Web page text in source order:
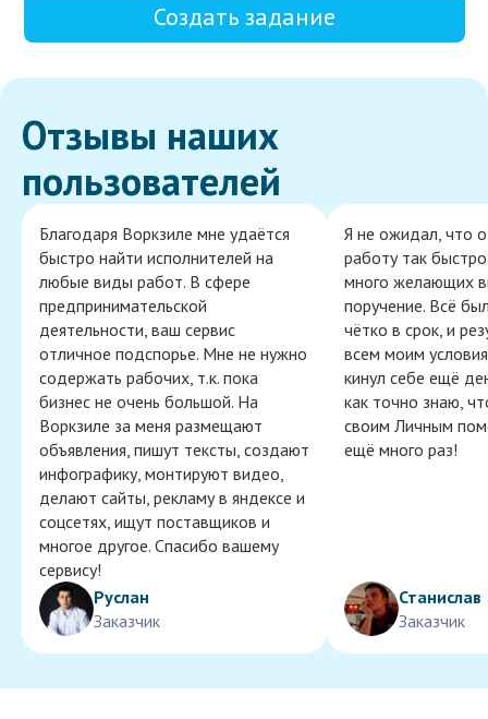
Создать задание
Отзывы наших
пользователей
Благодаря Воркзиле мне удаётся
быстро найти исполнителей на
любые виды работ. В сфере
предпринимательской
деятельности, ваш сервис
отличное подспорье. Мне не нужно
содержать рабочих, т.к. пока
бизнес не очень большой. На
Воркзиле за меня размещают
объявления, пишут тексты, создают
инфографику, монтируют видео,
делают сайты, рекламу в яндексе и
соцсетях, ищут поставщиков и
многое другое. Спасибо вашему
сервису!
Руслан
Заказчик
Я не ожидал, что
работу так
много желающих
поручение. Всё
чётко в срок, и
всем моим
кинул себе ещё
как точно знаю,
своим Личным
ещё много раз!
Станислав
Заказчик